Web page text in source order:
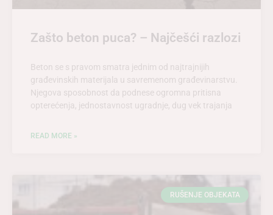
Zašto beton puca? – Najčešći razlozi
Beton se s pravom smatra jednim od najtrajnijih
građevinskih materijala u savremenom građevinarstvu.
Njegova sposobnost da podnese ogromna pritisna
opterećenja, jednostavnost ugradnje, dug vek trajanja
READ MORE »
RUŠENJE OBJEKATA